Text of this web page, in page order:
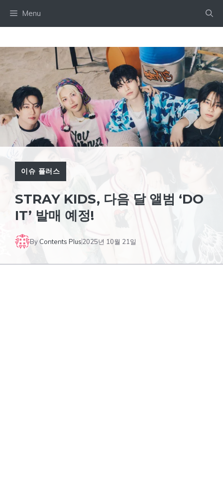
Menu
이슈 플러스
STRAY KIDS, 다음 달 앨범 ‘DO
IT’ 발매 예정!
ByContents Plus2025년 10월 21일